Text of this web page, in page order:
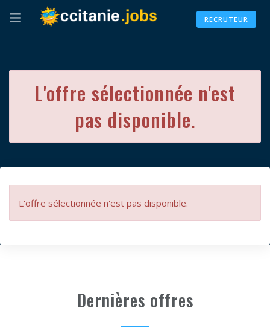
RECRUTEUR
L'offre sélectionnée n'est
pas disponible.
L'offre sélectionnée n'est pas disponible.
Dernières offres